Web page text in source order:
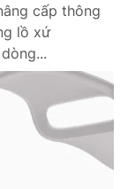
cấp thông
lồ xứ